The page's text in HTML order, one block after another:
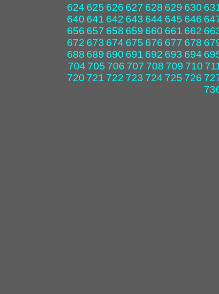
624 625 626 627 628 629 630
640 641 642 643 644 645 646
656 657 658 659 660 661 662
672 673 674 675 676 677 678
688 689 690 691 692 693 694
704 705 706 707 708 709 710
720 721 722 723 724 725 726